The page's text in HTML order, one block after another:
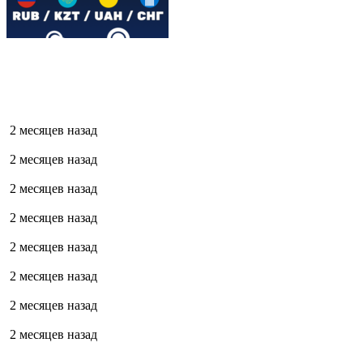
2 месяцев назад
2 месяцев назад
2 месяцев назад
2 месяцев назад
2 месяцев назад
2 месяцев назад
2 месяцев назад
2 месяцев назад